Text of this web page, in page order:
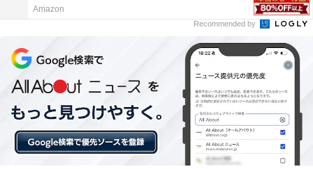
All About ニュースの編集者。オールアバウトに入社後、
SNSトレンドにフォーカスした記事執筆やSEOライティ
ングの経験を経て、のちにAll About ニュースチームのメ
ンバーに参入。現在は旅行・カルチャー・エンタメなど
を中心に企画編集を担当。東京都出身。居酒屋巡りとス
ポーツ観戦が生きがい。
次ページ 7位までのランキング結果を見る
Amazon
Recommended by